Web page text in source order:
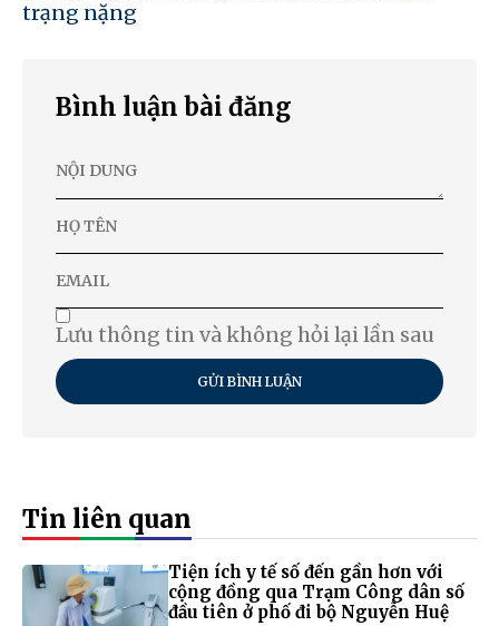
trạng nặng
Bình luận bài đăng
Lưu thông tin và không hỏi lại lần sau
GỬI BÌNH LUẬN
Tin liên quan
Tiện ích y tế số đến gần hơn với
cộng đồng qua Trạm Công dân số
đầu tiên ở phố đi bộ Nguyễn Huệ